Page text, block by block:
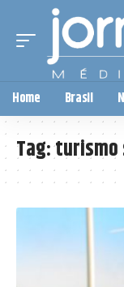
Home Brasil
Tag: